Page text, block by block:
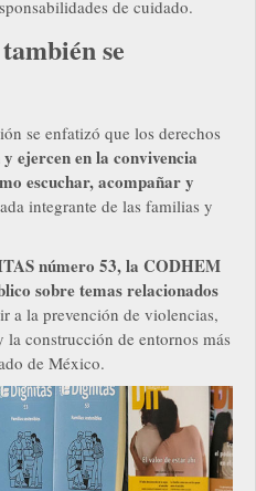
de cuidado.
se
se enfatizó que los derechos
ejercen en la convivencia
escuchar, acompañar y
integrante de las familias y
número 53, la CODHEM
sobre temas relacionados
a la prevención de violencias,
construcción de entornos más
de México.